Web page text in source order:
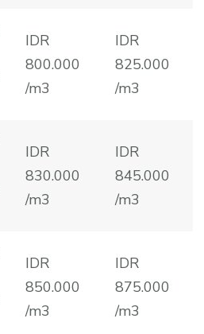
IDR
800.000
/m3
IDR
825.000
/m3
IDR
830.000
/m3
IDR
845.000
/m3
IDR
850.000
/m3
IDR
875.000
/m3